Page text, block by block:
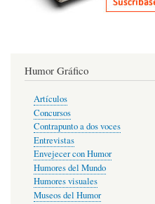
Humor Gráfico
Artículos
Concursos
Contrapunto a dos voces
Entrevistas
Envejecer con Humor
Humores del Mundo
Humores visuales
Museos del Humor